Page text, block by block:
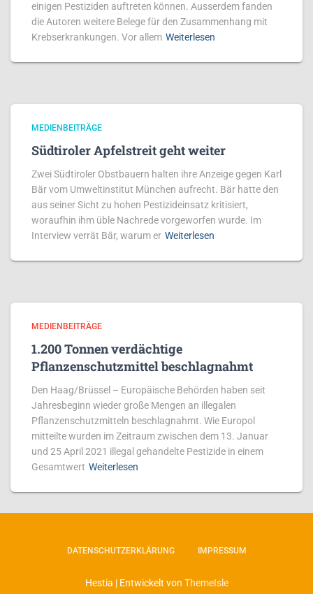
einigen Pestiziden auftreten können. Ausserdem fanden
die Autoren weitere Belege für den Zusammenhang mit
Krebserkrankungen. Vor allem Weiterlesen
MEDIENBEITRÄGE
Südtiroler Apfelstreit geht weiter
Zwei Südtiroler Obstbauern halten ihre Anzeige gegen Karl
Bär vom Umweltinstitut München aufrecht. Bär hatte den
aus seiner Sicht zu hohen Pestizideinsatz kritisiert,
woraufhin ihm üble Nachrede vorgeworfen wurde. Im
Interview verrät Bär, warum er Weiterlesen
MEDIENBEITRÄGE
1.200 Tonnen verdächtige
Pflanzenschutzmittel beschlagnahmt
Den Haag/Brüssel – Europäische Behörden haben seit
Jahresbeginn wieder große Mengen an illegalen
Pflanzenschutzmitteln beschlagnahmt. Wie Europol
mitteilte wurden im Zeitraum zwischen dem 13. Januar
und 25 April 2021 illegal gehandelte Pestizide in einem
Gesamtwert Weiterlesen
DATENSCHUTZERKLÄRUNG IMPRESSUM
Hestia | Entwickelt von ThemeIsle